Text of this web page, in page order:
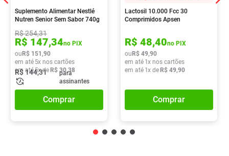
Suplemento Alimentar Nestlé
Nutren Senior Sem Sabor 740g
R$254,31
R$ 147,34no PIX
ou R$ 151 ,90
em até 5x nos cartões
em até5x de R$ 30,38
R$144,31
para
assinantes
Comprar
Lactosil 10.000 Fcc 30
Comprimidos Apsen
R$ 48,40no PIX
ou R$ 49,90
em até 1x nos cartões
em até 1x de R$ 49,90
Comprar